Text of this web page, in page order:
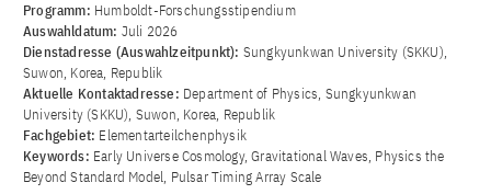
Programm: Humboldt-Forschungsstipendium
Auswahldatum: Juli 2026
Dienstadresse (Auswahlzeitpunkt): Sungkyunkwan University (SKKU),
Suwon, Korea, Republik
Aktuelle Kontaktadresse: Department of Physics, Sungkyunkwan
University (SKKU), Suwon, Korea, Republik
Fachgebiet: Elementarteilchenphysik
Keywords: Early Universe Cosmology, Gravitational Waves, Physics the
Beyond Standard Model, Pulsar Timing Array Scale